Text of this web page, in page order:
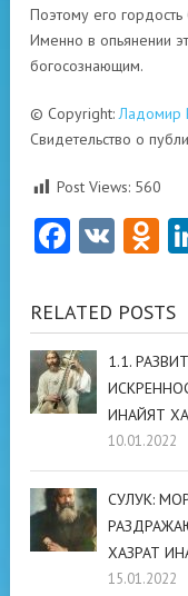
Поэтому его
Именно в опьянении
богосознающим.
© Copyright:Ладомир
Свидетельство о
Post Views: 560
VK
RELATED POSTS
1.1.
ИНАЙЯТ
10.01.2022
СУЛУК:
ХАЗРАТ
15.01.2022